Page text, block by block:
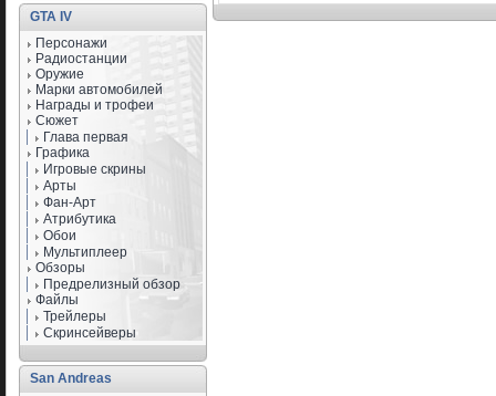
GTA IV
Персонажи
Радиостанции
Оружие
Марки автомобилей
Награды и трофеи
Сюжет
Глава первая
Графика
Игровые скрины
Арты
Фан-Арт
Атрибутика
Обои
Мультиплеер
Обзоры
Предрелизный обзор
Файлы
Трейлеры
Скринсейверы
San Andreas